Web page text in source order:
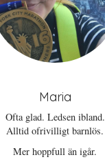
Maria
Ofta glad. Ledsen ibland.
Alltid ofrivilligt barnlös.
Mer hoppfull än igår.